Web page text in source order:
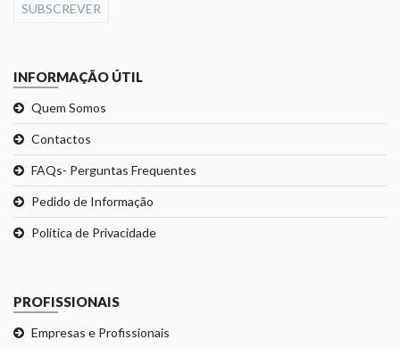
SUBSCREVER
INFORMAÇÃO ÚTIL
Quem Somos
Contactos
FAQs- Perguntas Frequentes
Pedido de Informação
Politica de Privacidade
PROFISSIONAIS
Empresas e Profissionais